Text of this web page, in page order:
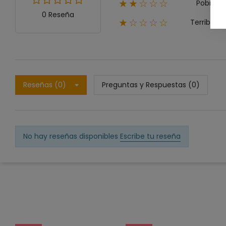
0 Reseña
★★☆☆☆ Pobre
★☆☆☆☆ Terrible
Reseñas (0) Preguntas y Respuestas (0)
No hay reseñas disponibles Escribe tu reseña